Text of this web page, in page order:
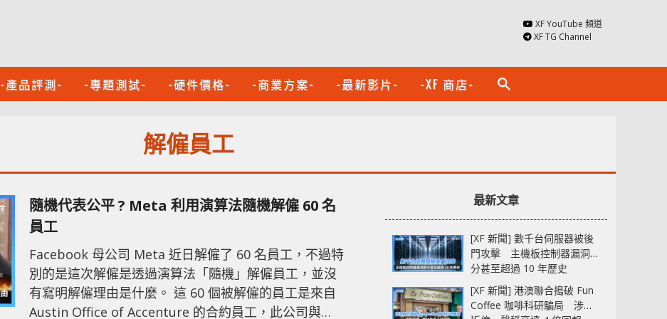
XF YouTube 頻道
XF TG Channel
-產品評測- -專題測試- -硬件價格- -商業方案- -最新影片- -XF 商店- search
解僱員工
隨機代表公平 ? Meta 利用演算法隨機解僱 60 名
員工
Facebook 母公司 Meta 近日解僱了 60 名員工，不過特
別的是這次解僱是透過演算法「隨機」解僱員工，並沒
有寫明解僱理由是什麼。 這 60 個被解僱的員工是來自
Austin Office of Accenture 的合約員工，此公司與
最新文章
[XF 新聞] 數千台伺服器被後
門攻擊 主機板控制器漏洞部
分甚至超過 10 年歷史
[XF 新聞] 港澳聯合搗破 Fun
Coffee 咖啡科研騙局 涉款